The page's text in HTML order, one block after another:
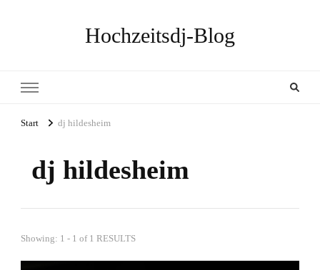
Hochzeitsdj-Blog
Start dj hildesheim
dj hildesheim
Showing: 1 - 1 of 1 RESULTS